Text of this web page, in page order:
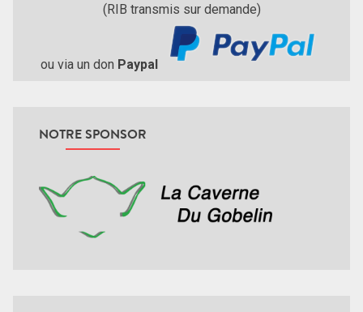
(RIB transmis sur demande)
ou via un don Paypal
NOTRE SPONSOR